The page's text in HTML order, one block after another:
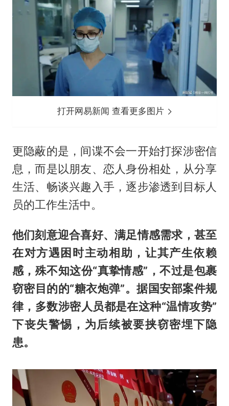
打开网易新闻 查看更多图片
更隐蔽的是，间谍不会一开始打探涉密信
息，而是以朋友、恋人身份相处，从分享
生活、畅谈兴趣入手，逐步渗透到目标人
员的工作生活中。
他们刻意迎合喜好、满足情感需求，甚至
在对方遇困时主动相助，让其产生依赖
感，殊不知这份“真挚情感”，不过是包裹
窃密目的的“糖衣炮弹”。据国安部案件规
律，多数涉密人员都是在这种“温情攻势”
下丧失警惕，为后续被要挟窃密埋下隐
患。